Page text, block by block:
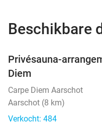
Beschikbare
Privésauna-
Diem
Carpe Diem Aarschot
Aarschot (8 km)
Verkocht: 484